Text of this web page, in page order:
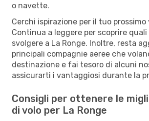
o navette.
Cerchi ispirazione per il tuo prossimo
Continua a leggere per scoprire
svolgere a La Ronge. Inoltre, resta
principali compagnie aeree che
destinazione e fai tesoro di alcuni
assicurarti i vantaggiosi durante la
Consigli per ottenere le
di volo per La Ronge